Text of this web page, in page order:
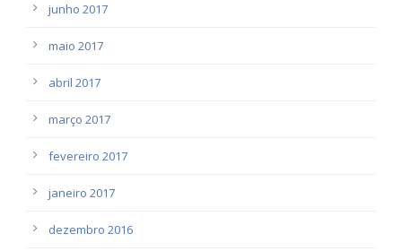
junho 2017
maio 2017
abril 2017
março 2017
fevereiro 2017
janeiro 2017
dezembro 2016